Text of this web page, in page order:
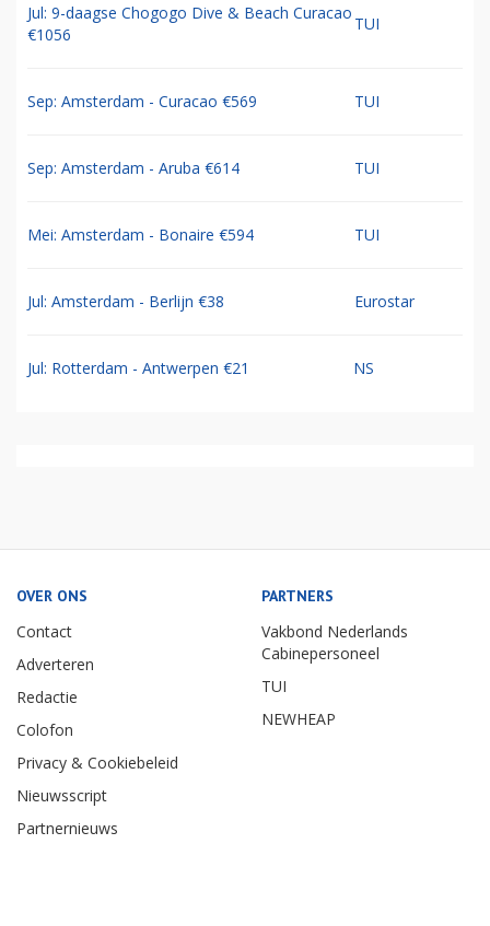
Jul: 9-daagse Chogogo Dive & Beach Curacao
€1056
TUI
Sep: Amsterdam - Curacao €569 TUI
Sep: Amsterdam - Aruba €614 TUI
Mei: Amsterdam - Bonaire €594 TUI
Jul: Amsterdam - Berlijn €38 Eurostar
Jul: Rotterdam - Antwerpen €21 NS
OVER ONS
Contact
Adverteren
Redactie
Colofon
Privacy & Cookiebeleid
Nieuwsscript
Partnernieuws
PARTNERS
Vakbond Nederlands
Cabinepersoneel
TUI
NEWHEAP